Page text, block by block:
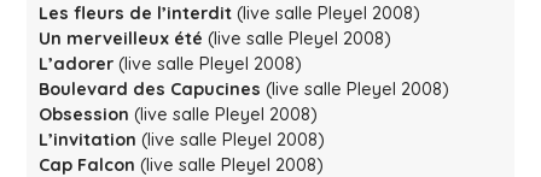
Les fleurs de l’interdit (live salle Pleyel 2008)
Un merveilleux été (live salle Pleyel 2008)
L’adorer (live salle Pleyel 2008)
Boulevard des Capucines (live salle Pleyel 2008)
Obsession (live salle Pleyel 2008)
L’invitation (live salle Pleyel 2008)
Cap Falcon (live salle Pleyel 2008)